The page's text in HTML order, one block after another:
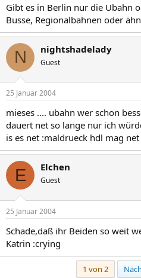
Gibt es in Berlin nur die Ubahn
Busse, Regionalbahnen oder
N nightshadelady
Guest
25 Januar 2004
mieses .... ubahn wer schon
dauert net so lange nur ich
is es net :maldrueck hdl mag
E Elchen
Guest
25 Januar 2004
Schade,daß ihr Beiden so weit
Katrin :crying
1 von 2